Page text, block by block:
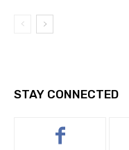
STAY CONNECTED